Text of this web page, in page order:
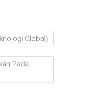
Global)
Pada